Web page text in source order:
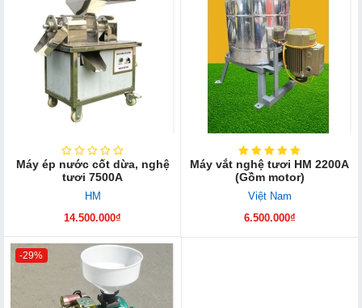
Máy ép nước cốt dừa, nghệ
tươi 7500A
HM
14.500.000₫
Máy vắt nghệ tươi HM 2200A
(Gồm motor)
Việt Nam
6.500.000₫
-29%